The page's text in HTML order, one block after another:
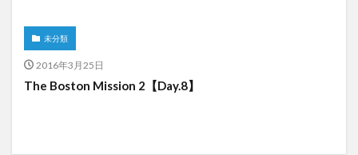
未分類
2016年3月25日
The Boston Mission 2【Day.8】